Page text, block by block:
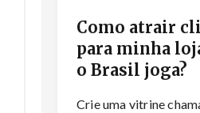
Como atrair
para minha
o Brasil joga?
Crie uma vitrine